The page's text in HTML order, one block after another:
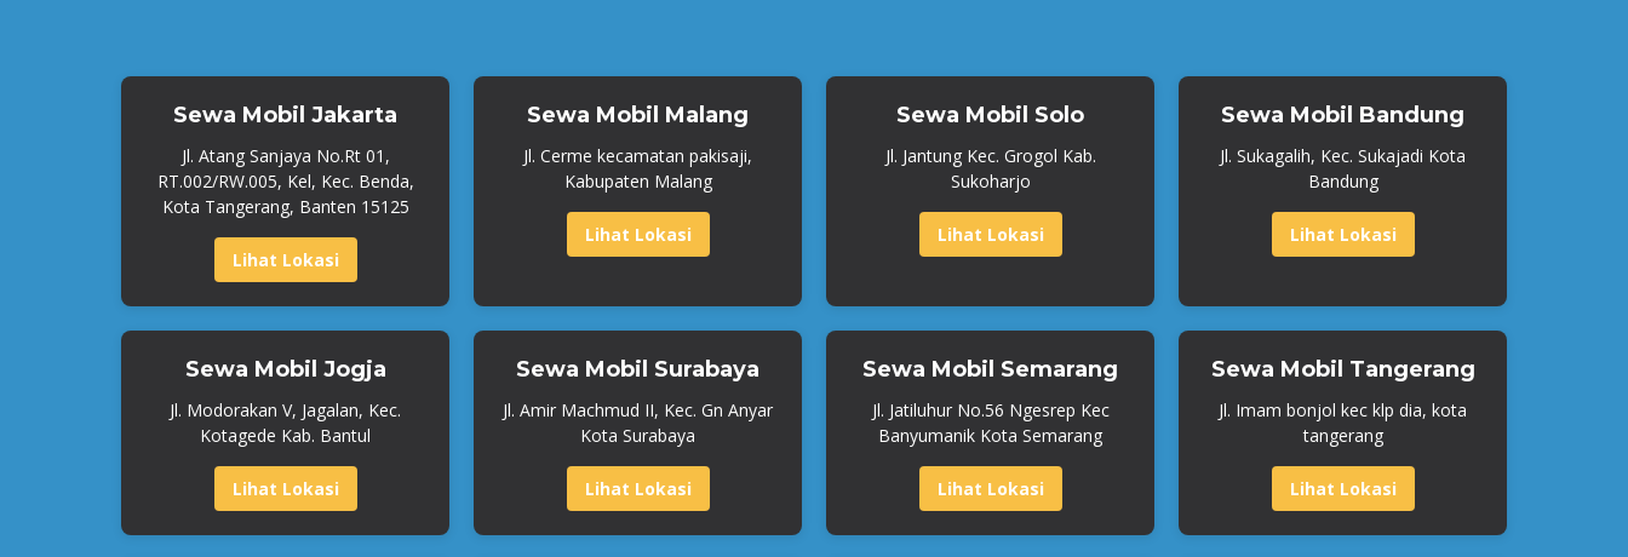
Sewa Mobil Jakarta
Jl. Atang Sanjaya No.Rt 01,
RT.002/RW.005, Kel, Kec. Benda,
Kota Tangerang, Banten 15125
Lihat Lokasi
Sewa Mobil Malang
Jl. Cerme kecamatan pakisaji,
Kabupaten Malang
Lihat Lokasi
Sewa Mobil Solo
Jl. Jantung Kec. Grogol Kab.
Sukoharjo
Lihat Lokasi
Sewa Mobil Bandung
Jl. Sukagalih, Kec. Sukajadi Kota
Bandung
Lihat Lokasi
Sewa Mobil Jogja
Jl. Modorakan V, Jagalan, Kec.
Kotagede Kab. Bantul
Lihat Lokasi
Sewa Mobil Surabaya
Jl. Amir Machmud II, Kec. Gn Anyar
Kota Surabaya
Lihat Lokasi
Sewa Mobil Semarang
Jl. Jatiluhur No.56 Ngesrep Kec
Banyumanik Kota Semarang
Lihat Lokasi
Sewa Mobil Tangerang
Jl. Imam bonjol kec klp dia, kota
tangerang
Lihat Lokasi